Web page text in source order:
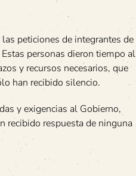
peticiones de integrantes de
personas dieron tiempo al
y recursos necesarios, que
han recibido silencio.
y exigencias al Gobierno,
recibido respuesta de ninguna